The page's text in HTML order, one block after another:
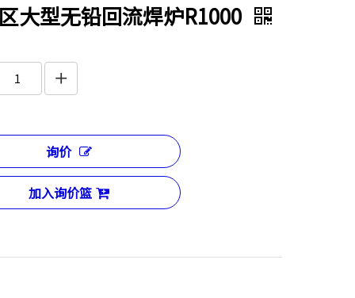
大型无铅回流焊炉R1000
询价
加入询价篮